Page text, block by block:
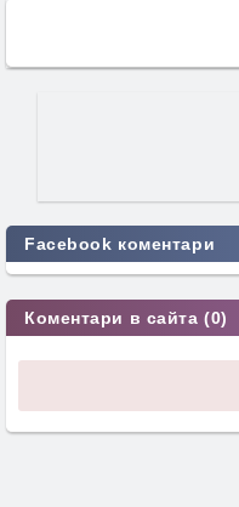
Facebook коментари
Коментари в сайта (0)